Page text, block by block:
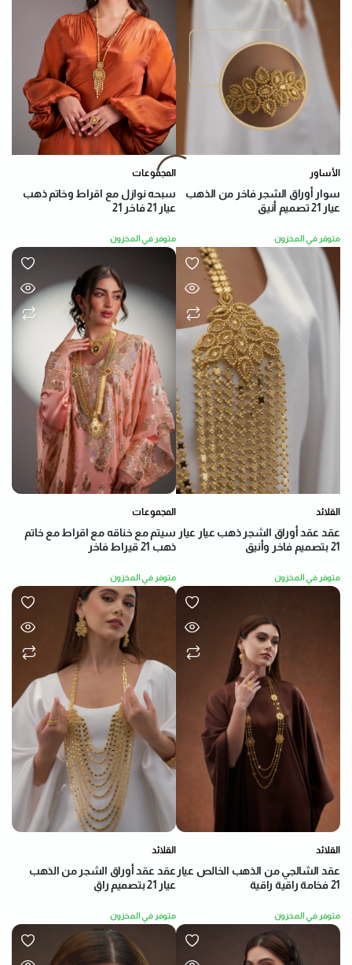
المجموعات
سبحه نوازل مع اقراط وخاتم ذهب
عيار 21 فاخر 21
متوفر في المخزون
الأساور
سوار أوراق الشجر فاخر من الذهب
عيار 21 تصميم أنيق
متوفر في المخزون
المجموعات
سيتم مع خناقه مع اقراط مع خاتم
ذهب 21 قيراط فاخر
متوفر في المخزون
القلائد
عقد عقد أوراق الشجر ذهب عيار عيار
21 بتصميم فاخر وأنيق
متوفر في المخزون
القلائد
عقد عقد أوراق الشجر من الذهب
عيار 21 بتصميم راقٍ
متوفر في المخزون
القلائد
عقد الشالجي من الذهب الخالص عيار
21 فخامة راقية راقية
متوفر في المخزون